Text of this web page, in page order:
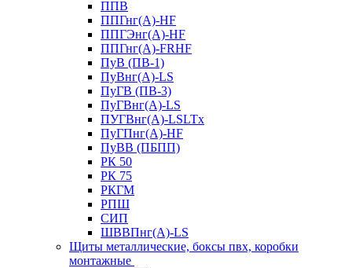
ППВ
ППГнг(А)-HF
ППГЭнг(А)-HF
ППГнг(А)-FRHF
ПуВ (ПВ-1)
ПуВнг(А)-LS
ПуГВ (ПВ-3)
ПуГВнг(А)-LS
ПУГВнг(А)-LSLTx
ПуГПнг(А)-HF
ПуВВ (ПБПП)
РК 50
РК 75
РКГМ
РПШ
СИП
ШВВПнг(А)-LS
Щиты металлические, боксы пвх, коробки
монтажные